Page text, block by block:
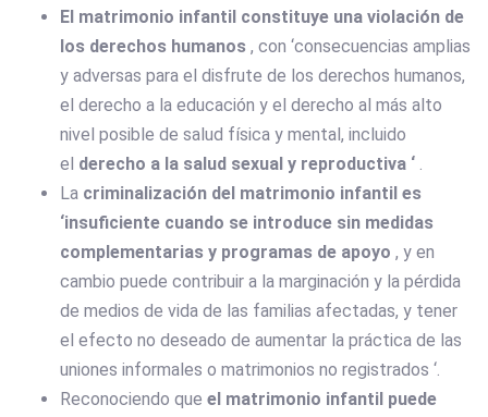
El matrimonio infantil constituye una violación de
los derechos humanos , con ‘consecuencias amplias
y adversas para el disfrute de los derechos humanos,
el derecho a la educación y el derecho al más alto
nivel posible de salud física y mental, incluido
el derecho a la salud sexual y reproductiva ‘ .
La criminalización del matrimonio infantil es
‘insuficiente cuando se introduce sin medidas
complementarias y programas de apoyo , y en
cambio puede contribuir a la marginación y la pérdida
de medios de vida de las familias afectadas, y tener
el efecto no deseado de aumentar la práctica de las
uniones informales o matrimonios no registrados ‘.
Reconociendo que el matrimonio infantil puede